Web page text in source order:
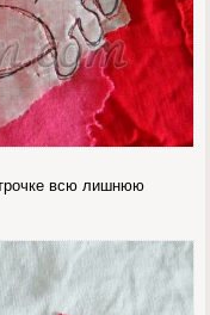
всю лишнюю